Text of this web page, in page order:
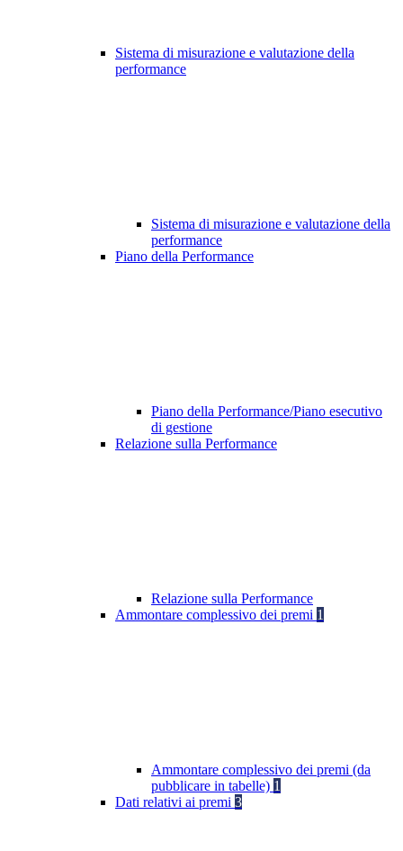
Sistema di misurazione e valutazione della
performance
Sistema di misurazione e valutazione della
performance
Piano della Performance
Piano della Performance/Piano esecutivo
di gestione
Relazione sulla Performance
Relazione sulla Performance
Ammontare complessivo dei premi 1
Ammontare complessivo dei premi (da
pubblicare in tabelle) 1
Dati relativi ai premi 3